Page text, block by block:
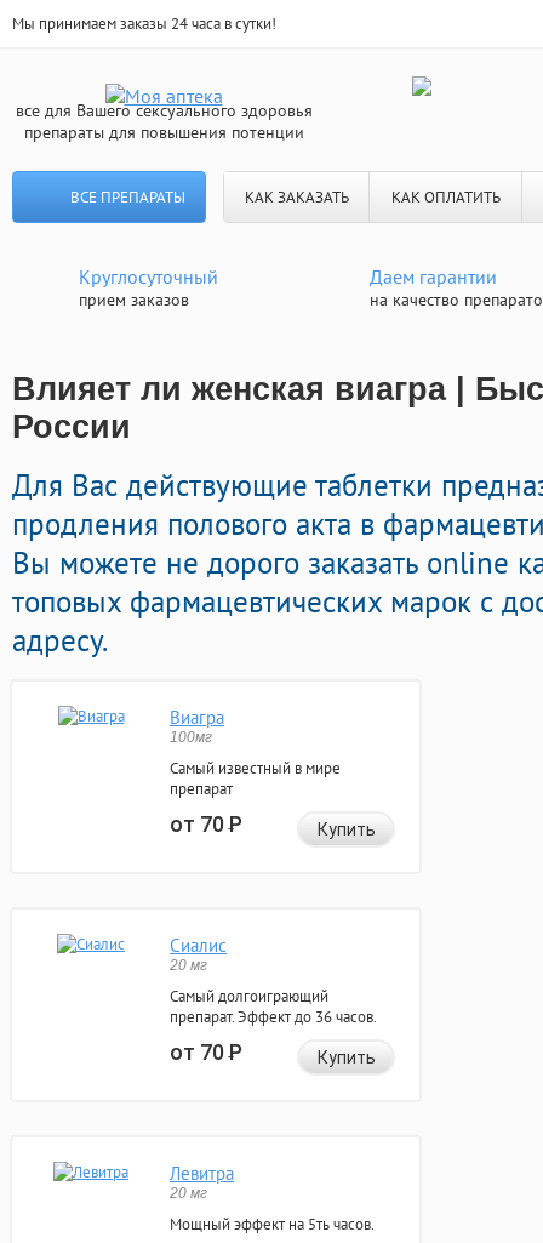
Мы принимаем заказы 24 часа в сутки!
все для Вашего сексуального здоровья
препараты для повышения потенции
ВСЕ ПРЕПАРАТЫ КАК ЗАКАЗАТЬ КАК ОПЛАТИТЬ
Круглосуточный
прием заказов
Даем гарантии
на качество
Влияет ли женская виагра |
России
Для Вас действующие таблетки
продления полового акта в
Вы можете не дорого заказать online
топовых фармацевтических марок с
адресу.
Виагра
100мг
Самый известный в мире
препарат
от 70Р Купить
Сиалис
20 мг
Самый долгоиграющий
препарат. Эффект до 36 часов.
от 70Р Купить
Левитра
20 мг
Мощный эффект на 5ть часов.